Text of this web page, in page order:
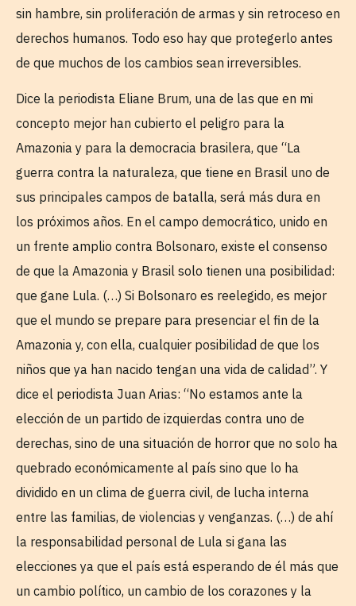
sin hambre, sin proliferación de armas y sin retroceso en
derechos humanos. Todo eso hay que protegerlo antes
de que muchos de los cambios sean irreversibles.
Dice la periodista Eliane Brum, una de las que en mi
concepto mejor han cubierto el peligro para la
Amazonia y para la democracia brasilera, que “La
guerra contra la naturaleza, que tiene en Brasil uno de
sus principales campos de batalla, será más dura en
los próximos años. En el campo democrático, unido en
un frente amplio contra Bolsonaro, existe el consenso
de que la Amazonia y Brasil solo tienen una posibilidad:
que gane Lula. (…) Si Bolsonaro es reelegido, es mejor
que el mundo se prepare para presenciar el fin de la
Amazonia y, con ella, cualquier posibilidad de que los
niños que ya han nacido tengan una vida de calidad”. Y
dice el periodista Juan Arias: “No estamos ante la
elección de un partido de izquierdas contra uno de
derechas, sino de una situación de horror que no solo ha
quebrado económicamente al país sino que lo ha
dividido en un clima de guerra civil, de lucha interna
entre las familias, de violencias y venganzas. (…) de ahí
la responsabilidad personal de Lula si gana las
elecciones ya que el país está esperando de él más que
un cambio político, un cambio de los corazones y la